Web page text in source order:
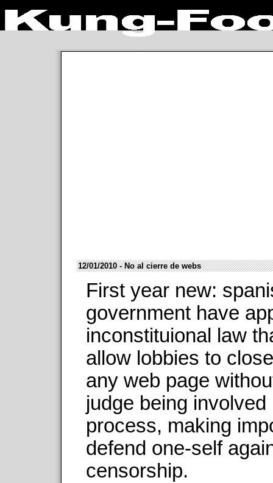
12/01/2010 - No al cierre de webs
First year new:
government have
inconstituional law
allow lobbies to
any web page
judge being involved
process, making
defend one-self
censorship.